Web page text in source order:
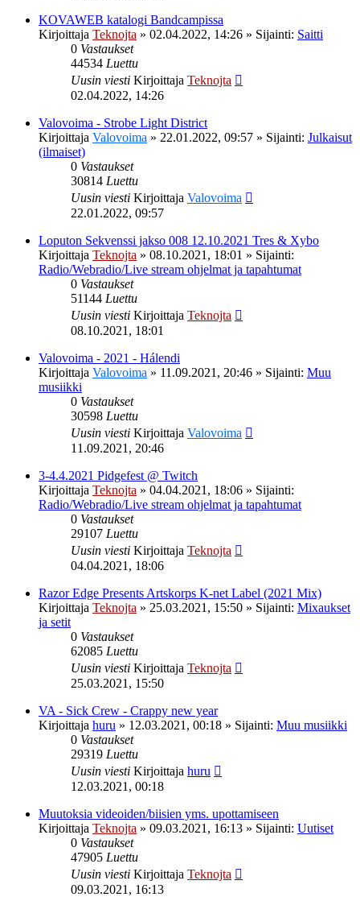
KOVAWEB katalogi Bandcampissa
Kirjoittaja Teknojta » 02.04.2022, 14:26 » Sijainti: Saitti
0 Vastaukset
44534 Luettu
Uusin viesti Kirjoittaja Teknojta
02.04.2022, 14:26
Valovoima - Strobe Light District
Kirjoittaja Valovoima » 22.01.2022, 09:57 » Sijainti: Julkaisut
(ilmaiset)
0 Vastaukset
30814 Luettu
Uusin viesti Kirjoittaja Valovoima
22.01.2022, 09:57
Loputon Sekvenssi jakso 008 12.10.2021 Tres & Xybo
Kirjoittaja Teknojta » 08.10.2021, 18:01 » Sijainti:
Radio/Webradio/Live stream ohjelmat ja tapahtumat
0 Vastaukset
51144 Luettu
Uusin viesti Kirjoittaja Teknojta
08.10.2021, 18:01
Valovoima - 2021 - Hálendi
Kirjoittaja Valovoima » 11.09.2021, 20:46 » Sijainti: Muu
musiikki
0 Vastaukset
30598 Luettu
Uusin viesti Kirjoittaja Valovoima
11.09.2021, 20:46
3-4.4.2021 Pidgefest @ Twitch
Kirjoittaja Teknojta » 04.04.2021, 18:06 » Sijainti:
Radio/Webradio/Live stream ohjelmat ja tapahtumat
0 Vastaukset
29107 Luettu
Uusin viesti Kirjoittaja Teknojta
04.04.2021, 18:06
Razor Edge Presents Artskorps K-net Label (2021 Mix)
Kirjoittaja Teknojta » 25.03.2021, 15:50 » Sijainti: Mixaukset
ja setit
0 Vastaukset
62085 Luettu
Uusin viesti Kirjoittaja Teknojta
25.03.2021, 15:50
VA - Sick Crew - Crappy new year
Kirjoittaja huru » 12.03.2021, 00:18 » Sijainti: Muu musiikki
0 Vastaukset
29319 Luettu
Uusin viesti Kirjoittaja huru
12.03.2021, 00:18
Muutoksia videoiden/biisien yms. upottamiseen
Kirjoittaja Teknojta » 09.03.2021, 16:13 » Sijainti: Uutiset
0 Vastaukset
47905 Luettu
Uusin viesti Kirjoittaja Teknojta
09.03.2021, 16:13